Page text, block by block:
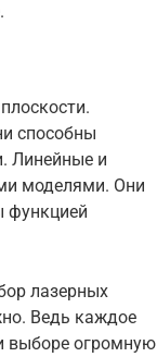
способны
Линейные и
моделями. Они
функцией
лазерных
Ведь каждое
выборе огромную